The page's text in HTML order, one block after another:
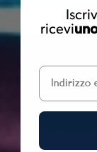
cancer. For more
ricevi